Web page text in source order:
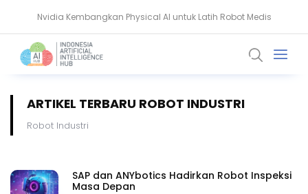
Nvidia Kembangkan Physical AI untuk Latih Robot Medis
AMD Gandeng Core Scientific Bangun Infrastruktur AI Raksasa
ARTIKEL TERBARU ROBOT INDUSTRI
Robot Industri
SAP dan ANYbotics Hadirkan Robot Inspeksi
Masa Depan